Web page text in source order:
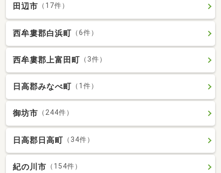
田辺市 （17件）
西牟婁郡白浜町 （6件）
西牟婁郡上富田町 （3件）
日高郡みなべ町 （1件）
御坊市 （244件）
日高郡日高町 （34件）
紀の川市 （154件）